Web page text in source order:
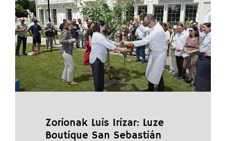
Zorionak Luis Irizar: Luze
Boutique San Sebastián